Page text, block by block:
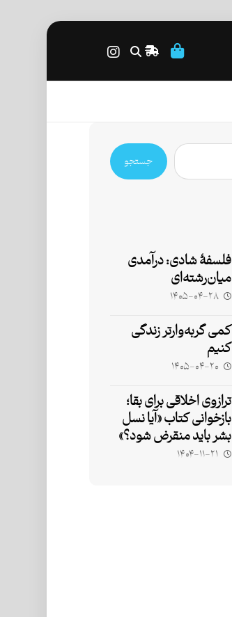
جستجو
فلسفۀ شادی: درآمدی
میان‌رشته‌ای
۱۴۰۵-۰۴-۲۸
کمی گربه‌وارتر زندگی
کنیم
۱۴۰۵-۰۴-۲۰
ترازوی اخلاقی برای بقا؛
بازخوانی کتاب «آیا نسل
بشر باید منقرض شود؟»
۱۴۰۴-۱۱-۲۱